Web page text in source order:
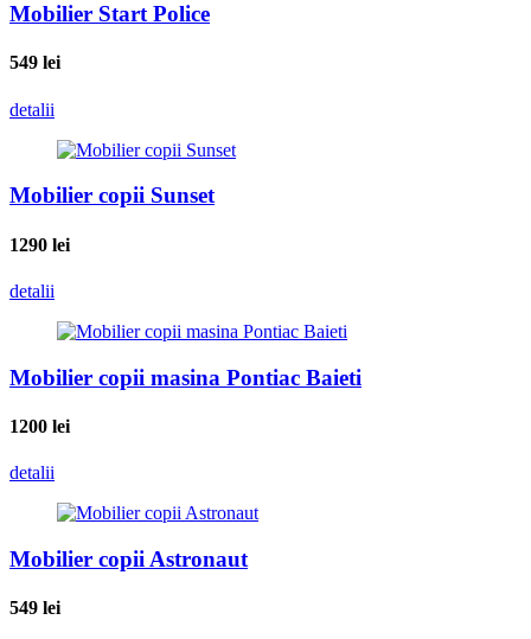
Mobilier Start Police
549 lei
detalii
Mobilier copii Sunset
1290 lei
detalii
Mobilier copii masina Pontiac Baieti
1200 lei
detalii
Mobilier copii Astronaut
549 lei